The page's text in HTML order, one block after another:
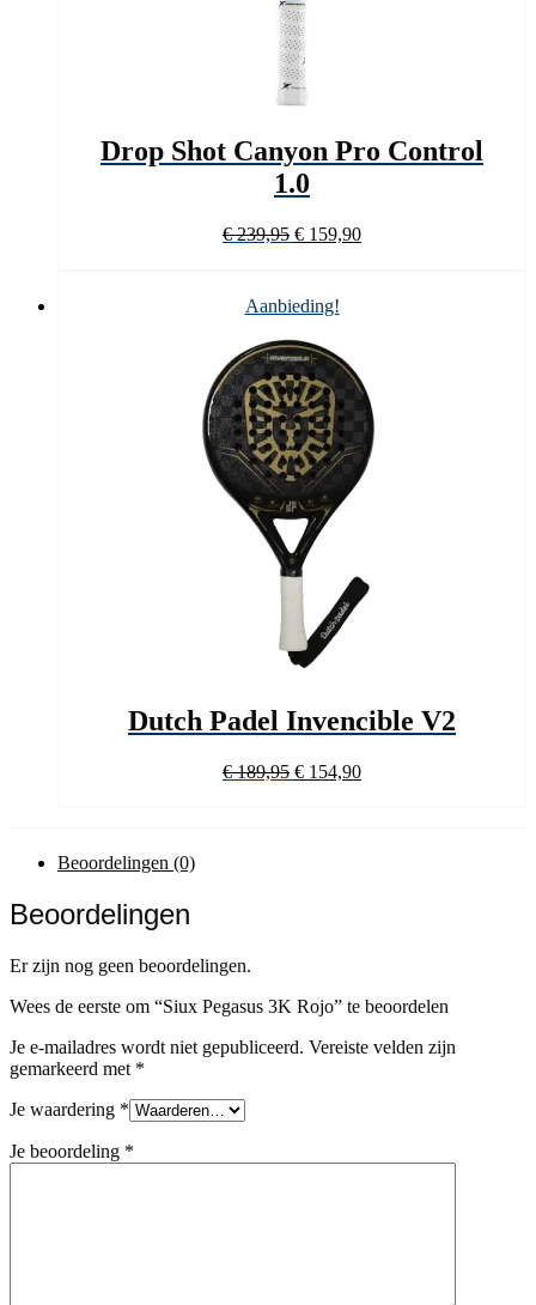
Drop Shot Canyon Pro Control
1.0
€239,95 Oorspronkelijke
€ 239,95.
€ 159,90Huidige
Aanbieding!
Dutch Padel Invencible V2
€189,95 Oorspronkelijke
€ 154,90Huidige
Beoordelingen (0)
Beoordelingen
Er zijn nog geen beoordelingen.
Wees de eerste om “Siux Pegasus 3K Rojo” te beoordelen
Je e-mailadres wordt niet gepubliceerd. Vereiste velden zijn
gemarkeerd met *
Je waardering *
Je beoordeling *